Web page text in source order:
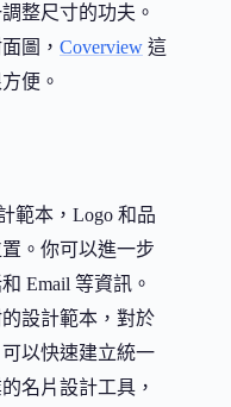
整尺寸的功夫。
圖， Coverview 這
便。
範本，Logo 和品
。你可以進一步
Email 等資訊。
設計範本，對於
以快速建立統一
名片設計工具，